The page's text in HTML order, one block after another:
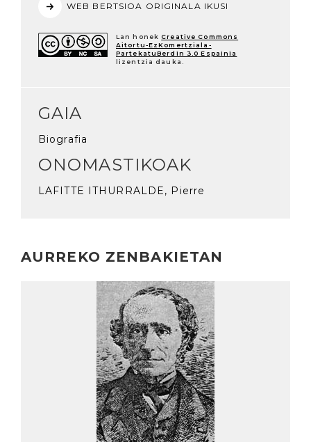
WEB BERTSIOA ORIGINALA IKUSI
Lan honek Creative Commons
Aitortu-EzKomertziala-
PartekatuBerdin 3.0 Espainia
lizentzia dauka.
GAIA
Biografia
ONOMASTIKOAK
LAFITTE ITHURRALDE, Pierre
AURREKO ZENBAKIETAN